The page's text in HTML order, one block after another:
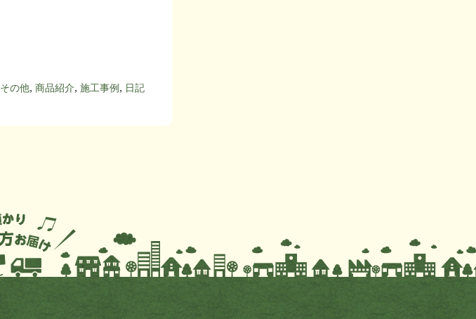
その他, 商品紹介, 施工事例 , 日記